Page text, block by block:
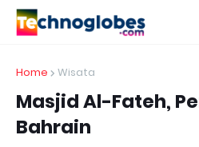
Home Wisata
Masjid Al-Fateh,
Bahrain